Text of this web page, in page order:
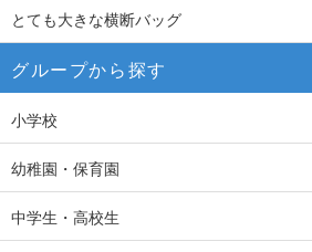
とても大きな横断バッグ
グループから探す
小学校
幼稚園・保育園
中学生・高校生